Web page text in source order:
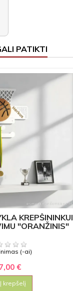
PATIKTI
KREPŠININKUI
"ORANŽINIS"
(-ai)
€
Į krepšelį